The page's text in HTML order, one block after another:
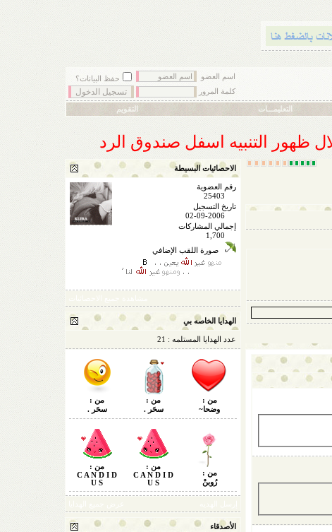
اسم العضو
حفظ البيانات؟
كلمة المرور
التعليمـــات التقويم
ظهور التنبيه اسفل صندوق الرد
الاحصائيات البسيطة
رقم العضوية
25403
تاريخ التسجيل
02-09-2006
إجمالي المشاركات
1,700
صورة اللقب الإضافي
الهدايا الخاصه بي
عدد الهدايا المستلمه : 21
من :
وضحا~
من :
سحَر .
من :
سحَر .
من :
رُوبنْ
من :
C A N D I D
U S
من :
C A N D I D
U S
الأصدقاء